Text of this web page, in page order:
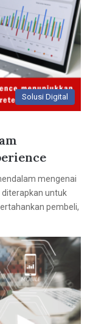
Solusi Digital
mengenai
untuk
pembeli,